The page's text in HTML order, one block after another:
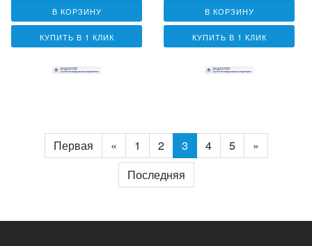
В КОРЗИНУ
КУПИТЬ В 1 КЛИК
В КОРЗИНУ
КУПИТЬ В 1 КЛИК
Первая « 1 2 3 4 5
»
Последняя